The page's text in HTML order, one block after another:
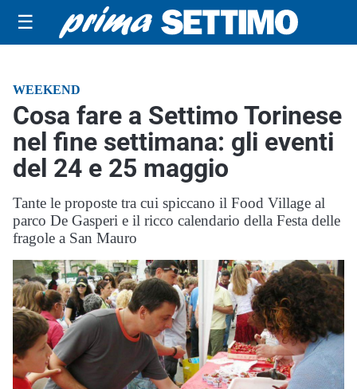
☰
WEEKEND
Cosa fare a Settimo Torinese
nel fine settimana: gli eventi
del 24 e 25 maggio
Tante le proposte tra cui spiccano il Food Village al
parco De Gasperi e il ricco calendario della Festa delle
fragole a San Mauro